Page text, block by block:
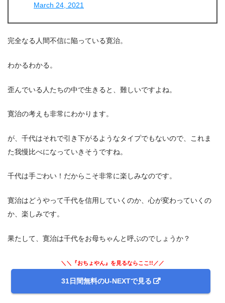
March 24, 2021
完全なる人間不信に陥っている寛治。
わかるわかる。
歪んでいる人たちの中で生きると、難しいですよね。
寛治の考えも非常にわかります。
が、千代はそれで引き下がるようなタイプでもないので、これま
た我慢比べになっていきそうですね。
千代は手ごわい！だからこそ非常に楽しみなのです。
寛治はどうやって千代を信用していくのか、心が変わっていくの
か、楽しみです。
果たして、寛治は千代をお母ちゃんと呼ぶのでしょうか？
＼＼『おちょやん』を見るならここ!!／／
31日間無料のU-NEXTで見る